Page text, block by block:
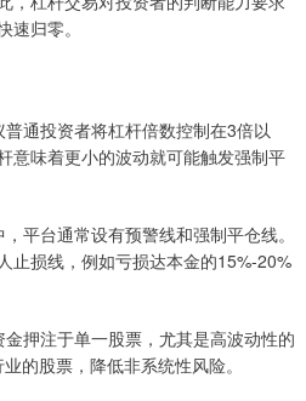
归零。
通投资者将杠杆倍数控制在3倍以
意味着更小的波动就可能触发强制平
平台通常设有预警线和强制平仓线。
止损线，例如亏损达本金的15%-20%
押注于单一股票，尤其是高波动性的
的股票，降低非系统性风险。